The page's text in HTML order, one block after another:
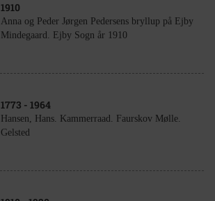
1910
Anna og Peder Jørgen Pedersens bryllup på Ejby
Mindegaard. Ejby Sogn år 1910
1773 - 1964
Hansen, Hans. Kammerraad. Faurskov Mølle.
Gelsted